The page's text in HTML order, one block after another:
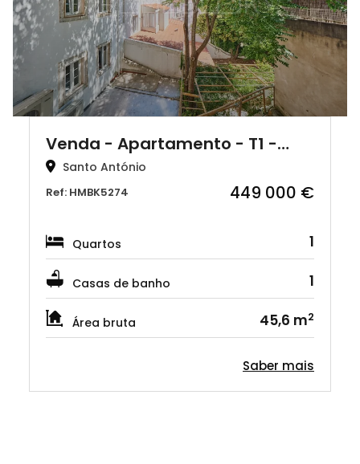
Venda - Apartamento - T1 -…
Santo António
449 000 €
Ref: HMBK5274
Quartos 1
Casas de banho 1
Área bruta 45,6 m2
Saber mais